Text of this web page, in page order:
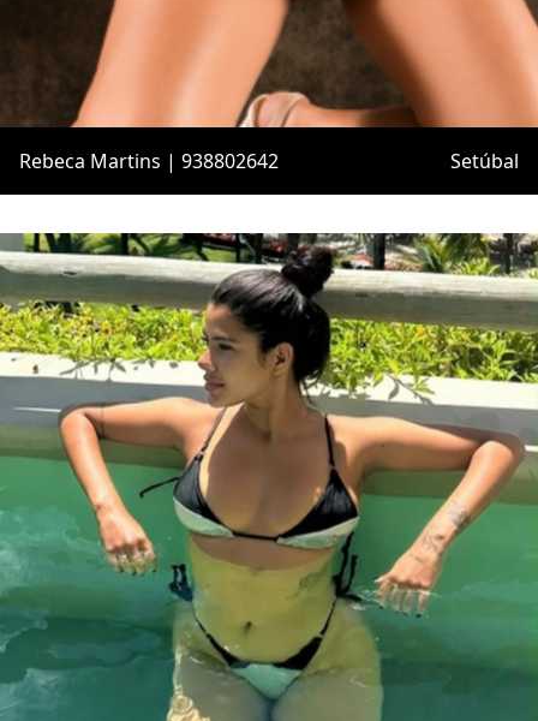
Rebeca Martins | 938802642 Setúbal